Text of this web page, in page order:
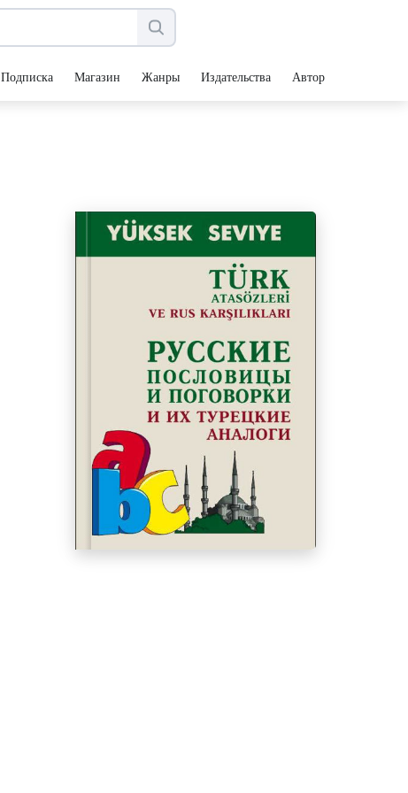
Подписка Магазин Жанры Издательства Авторы